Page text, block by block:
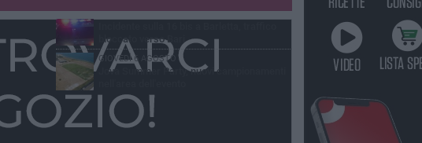
VENERDÌ 7 AGOSTO
bloccato verso Bari
GIOVEDÌ 6 AGOSTO
Jova Summer Party, nuovi campionamenti